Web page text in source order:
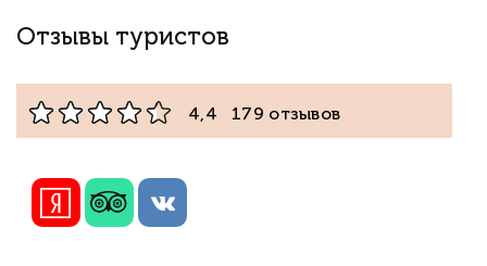
Отзывы туристов
4,4 179 отзывов